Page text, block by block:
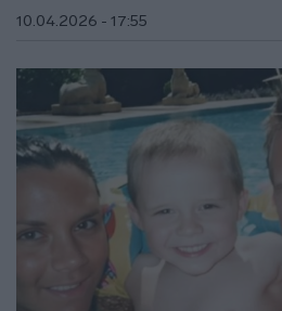
10.04.2026 - 17:55